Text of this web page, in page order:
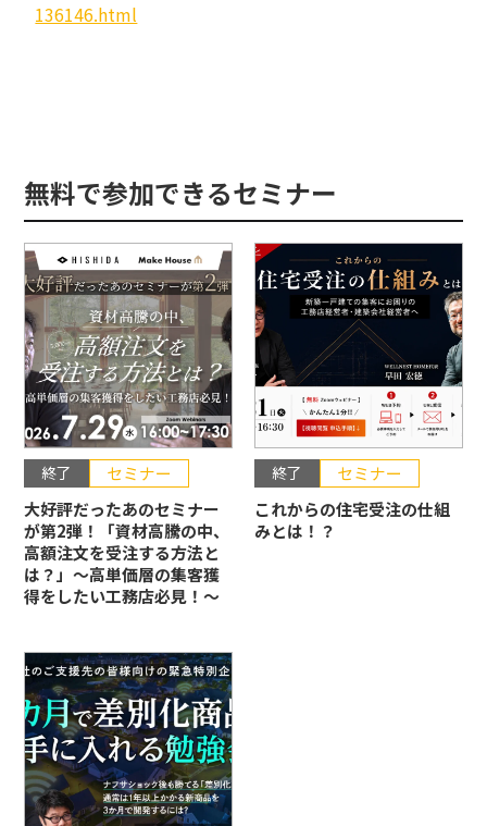
136146.html
無料で参加できるセミナー
終了
セミナー
大好評だったあのセミナー
が第2弾！「資材高騰の中、
高額注文を受注する方法と
は？」〜高単価層の集客獲
得をしたい工務店必見！〜
終了
セミナー
これからの住宅受注の仕組
みとは！？